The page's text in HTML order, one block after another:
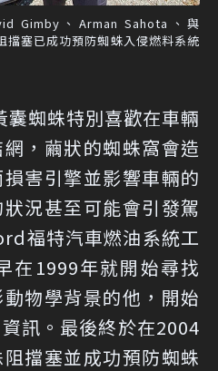
Gimby、Arman Sahota、與
塞已成功預防蜘蛛入侵燃料系統
蜘蛛特別喜歡在車輛
，繭狀的蜘蛛窩會造
害引擎並影響車輛的
況甚至可能會引發駕
福特汽車燃油系統工
在1999年就開始尋找
物學背景的他，開始
訊。最後終於在2004
擋塞並成功預防蜘蛛